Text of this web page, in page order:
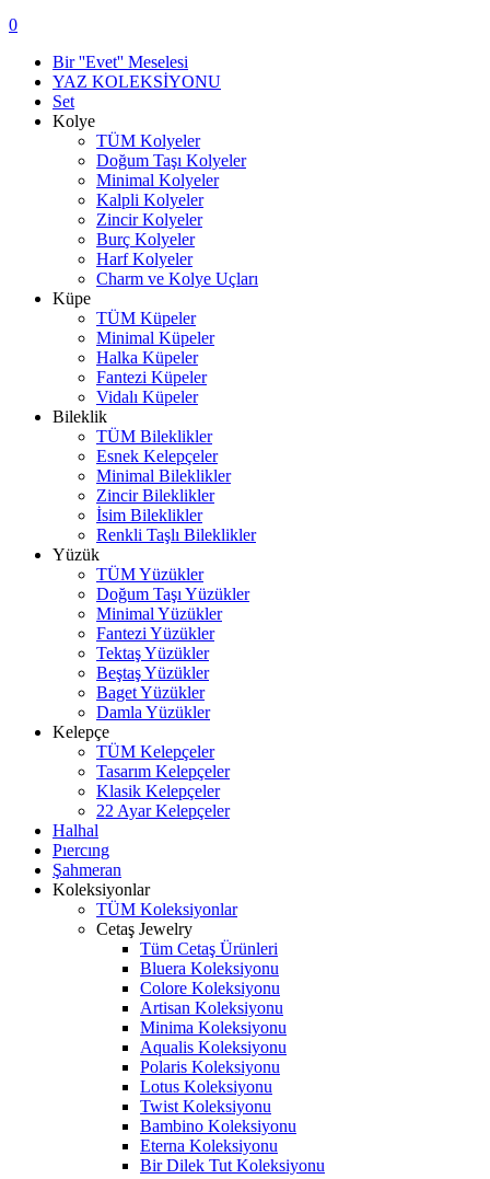
0
Bir ''Evet'' Meselesi
YAZ KOLEKSİYONU
Set
Kolye
TÜM Kolyeler
Doğum Taşı Kolyeler
Minimal Kolyeler
Kalpli Kolyeler
Zincir Kolyeler
Burç Kolyeler
Harf Kolyeler
Charm ve Kolye Uçları
Küpe
TÜM Küpeler
Minimal Küpeler
Halka Küpeler
Fantezi Küpeler
Vidalı Küpeler
Bileklik
TÜM Bileklikler
Esnek Kelepçeler
Minimal Bileklikler
Zincir Bileklikler
İsim Bileklikler
Renkli Taşlı Bileklikler
Yüzük
TÜM Yüzükler
Doğum Taşı Yüzükler
Minimal Yüzükler
Fantezi Yüzükler
Tektaş Yüzükler
Beştaş Yüzükler
Baget Yüzükler
Damla Yüzükler
Kelepçe
TÜM Kelepçeler
Tasarım Kelepçeler
Klasik Kelepçeler
22 Ayar Kelepçeler
Halhal
Pıercıng
Şahmeran
Koleksiyonlar
TÜM Koleksiyonlar
Cetaş Jewelry
Tüm Cetaş Ürünleri
Bluera Koleksiyonu
Colore Koleksiyonu
Artisan Koleksiyonu
Minima Koleksiyonu
Aqualis Koleksiyonu
Polaris Koleksiyonu
Lotus Koleksiyonu
Twist Koleksiyonu
Bambino Koleksiyonu
Eterna Koleksiyonu
Bir Dilek Tut Koleksiyonu